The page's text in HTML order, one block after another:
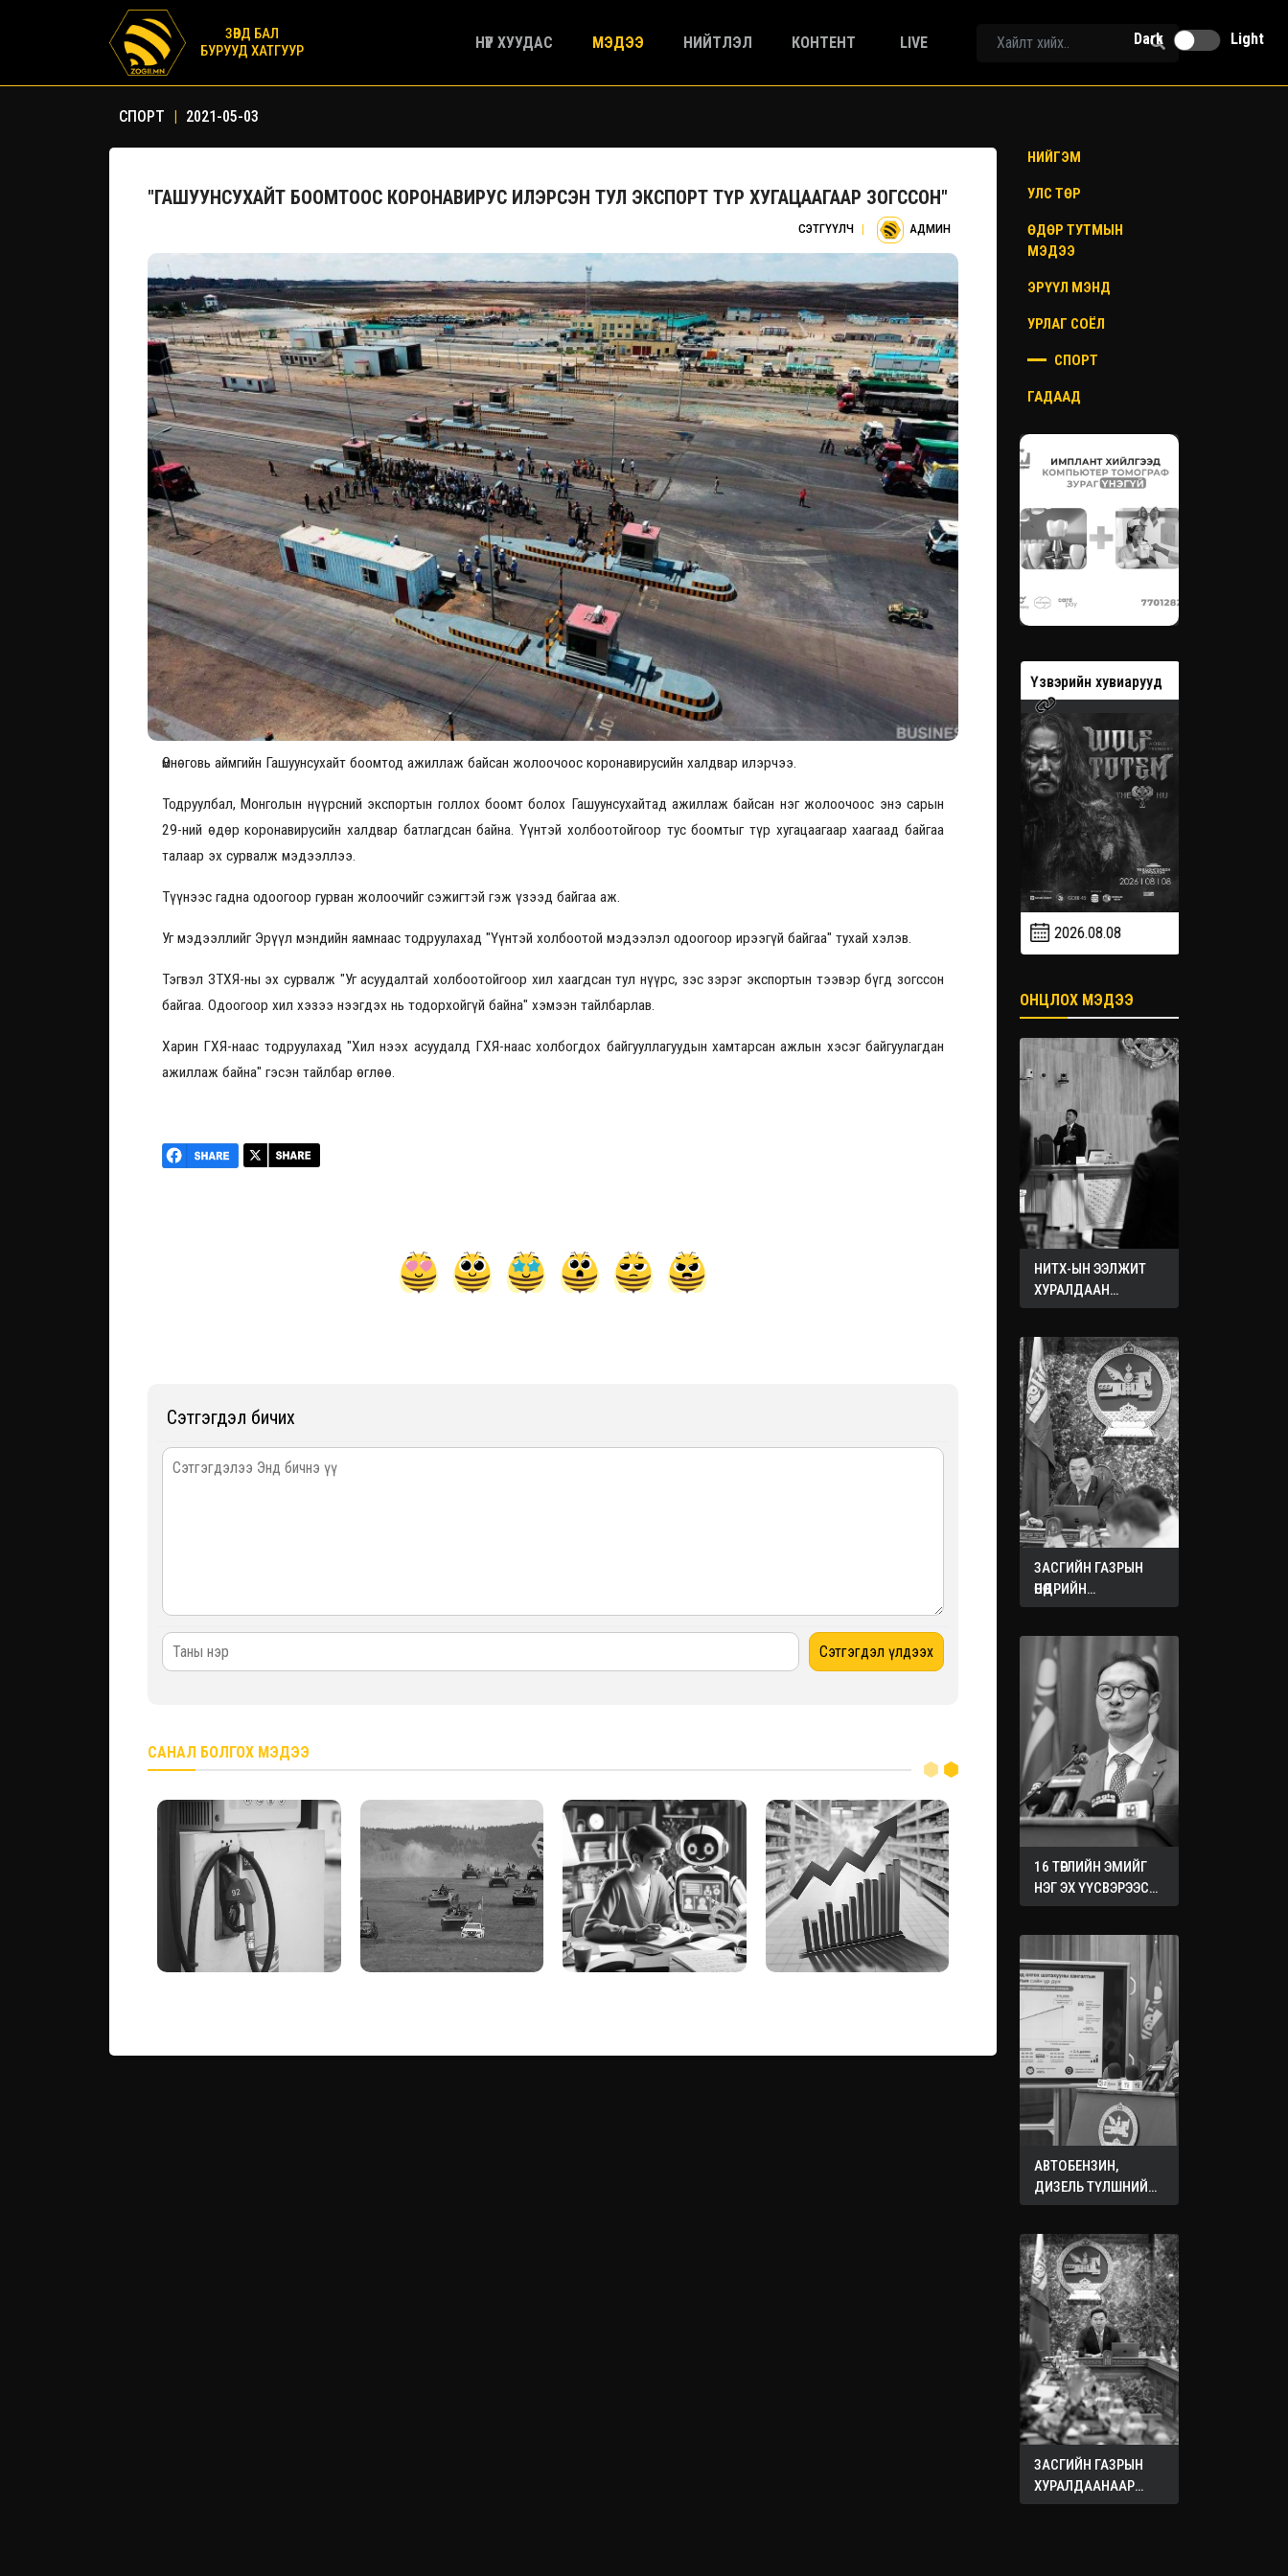
ЗӨВД БАЛ
БУРУУД ХАТГУУР
НҮҮР ХУУДАС МЭДЭЭ НИЙТЛЭЛ КОНТЕНТ LIVE Dark Light
СПОРТ | 2021-05-03
"ГАШУУНСУХАЙТ БООМТООС КОРОНАВИРУС ИЛЭРСЭН ТУЛ ЭКСПОРТ ТҮР ХУГАЦААГААР ЗОГССОН"
СЭТГҮҮЛЧ | АДМИН
Өмнөговь аймгийн Гашуунсухайт боомтод ажиллаж байсан жолоочоос коронавирусийн халдвар илэрчээ.
Тодруулбал, Монголын нүүрсний экспортын голлох боомт болох Гашуунсухайтад ажиллаж байсан нэг жолоочоос энэ сарын
29-ний өдөр коронавирусийн халдвар батлагдсан байна. Үүнтэй холбоотойгоор тус боомтыг түр хугацаагаар хаагаад байгаа
талаар эх сурвалж мэдээллээ.
Түүнээс гадна одоогоор гурван жолоочийг сэжигтэй гэж үзээд байгаа аж.
Уг мэдээллийг Эрүүл мэндийн яамнаас тодруулахад "Үүнтэй холбоотой мэдээлэл одоогоор ирээгүй байгаа" тухай хэлэв.
Тэгвэл ЗТХЯ-ны эх сурвалж "Уг асуудалтай холбоотойгоор хил хаагдсан тул нүүрс, зэс зэрэг экспортын тээвэр бүгд зогссон
байгаа. Одоогоор хил хэзээ нээгдэх нь тодорхойгүй байна" хэмээн тайлбарлав.
Харин ГХЯ-наас тодруулахад "Хил нээх асуудалд ГХЯ-наас холбогдох байгууллагуудын хамтарсан ажлын хэсэг байгуулагдан
ажиллаж байна" гэсэн тайлбар өглөө.
Сэтгэгдэл бичих
САНАЛ БОЛГОХ МЭДЭЭ
НИЙГЭМ
УЛС ТӨР
ӨДӨР ТУТМЫН
МЭДЭЭ
ЭРҮҮЛ МЭНД
УРЛАГ СОЁЛ
СПОРТ
ГАДААД
Үзвэрийн хувиарууд
2026.08.30 20:00
Үзвэрийн хувиарууд
2026.09.19
Үзвэрийн хувиарууд
2026.08.08
ОНЦЛОХ МЭДЭЭ
НИТХ-ЫН ЭЭЛЖИТ
ХУРАЛДААН
ЭХЭЛЛЭЭ
ЗАСГИЙН ГАЗРЫН
ӨНӨӨДРИЙН
ХУРАЛДААНААС
ШИЙДВЭРҮҮД
16 ТӨРЛИЙН ЭМИЙГ
НЭГ ЭХ ҮҮСВЭРЭЭС
ХУДАЛДАН АВАХ
АВТОБЕНЗИН,
ДИЗЕЛЬ ТҮЛШНИЙ
ОНЦГОЙ АЛБАН
ЗАСГИЙН ГАЗРЫН
ХУРАЛДААНААР
ХЭЛЭЛЦЭЖ БУЙ